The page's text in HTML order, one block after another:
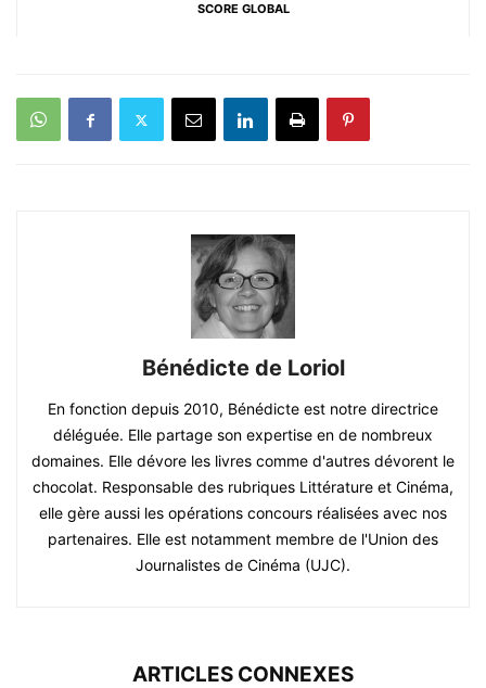
SCORE GLOBAL
Bénédicte de Loriol
En fonction depuis 2010, Bénédicte est notre directrice
déléguée. Elle partage son expertise en de nombreux
domaines. Elle dévore les livres comme d'autres dévorent le
chocolat. Responsable des rubriques Littérature et Cinéma,
elle gère aussi les opérations concours réalisées avec nos
partenaires. Elle est notamment membre de l'Union des
Journalistes de Cinéma (UJC).
ARTICLES CONNEXES